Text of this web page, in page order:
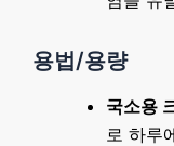
용법/용량
국소용
로 하루